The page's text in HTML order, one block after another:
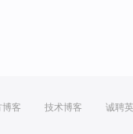
博客 技术博客 诚聘